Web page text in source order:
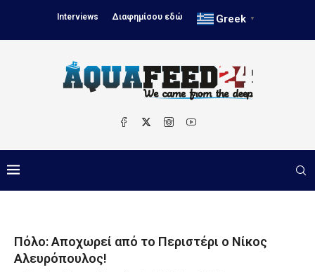
Interviews Διαφημίσου εδώ Greek ▼
Πόλο: Αποχωρεί από το Περιστέρι ο Νίκος
Αλευρόπουλος!